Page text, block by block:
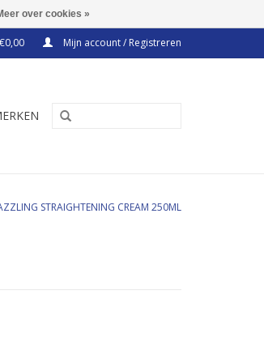
Mijn account / Registreren
STRAIGHTENING CREAM 250ML
over cookies »